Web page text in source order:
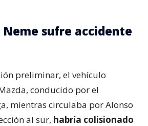
Neme sufre accidente
preliminar, el vehículo
conducido por el
mientras circulaba por Alonso
al sur, habría colisionado